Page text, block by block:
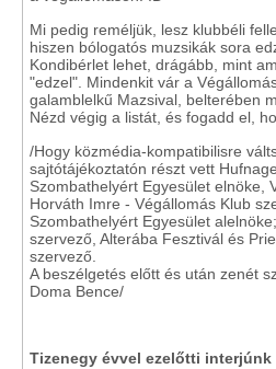
Mi pedig reméljük, lesz klubbéli
hiszen bólogatós muzsikák sora
Kondibérlet lehet, drágább, mint
"edzel". Mindenkit vár a
galamblelkű Mazsival, belterében
Nézd végig a listát, és fogadd el,
/Hogy közmédia-kompatibilisre
sajtótájékoztatón részt vett
Szombathelyért Egyesület elnöke,
Horváth Imre - Végállomás Klub
Szombathelyért Egyesület
szervező, Alterába Fesztivál és
szervező.
A beszélgetés előtt és után zenét
Doma Bence/
Tizenegy évvel ezelőtti